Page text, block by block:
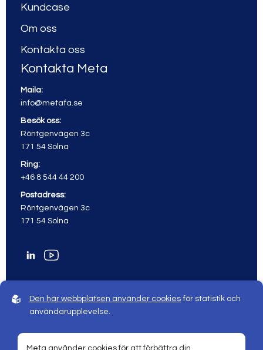
Kundcase
Om oss
Kontakta oss
Kontakta Meta
Maila:
info@metafa.se
Besök oss:
Röntgenvägen 3c
171 54 Solna
Ring:
+46 8 544 44 200
Postadress:
Röntgenvägen 3c
171 54 Solna
© 2026 Meta All rights reserved
Den här webbplatsen använder cookies för statistik och
användarupplevelse.
Meta använder cookies för att förbättra din